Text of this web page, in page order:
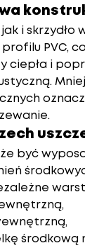
i skrzydło
PVC,
ciepła i
być
środkową